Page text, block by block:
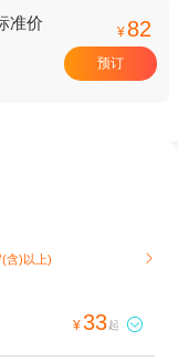
准价 ¥ 82
预订
含)以上) 
¥33起 